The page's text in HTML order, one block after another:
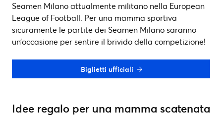
Seamen Milano attualmente militano nella European
League of Football. Per una mamma sportiva
sicuramente le partite dei Seamen Milano saranno
un’occasione per sentire il brivido della competizione!
Biglietti ufficiali
Idee regalo per una mamma scatenata